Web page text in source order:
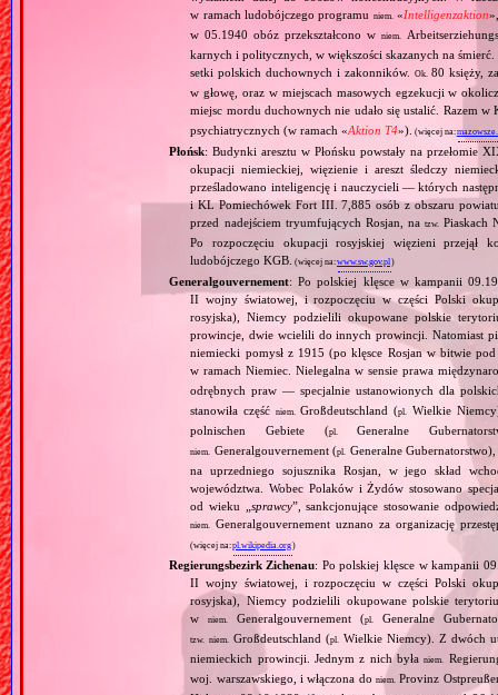
w ramach ludobójczego programu niem. «Intelligenzaktion
w 05.1940 obóz przekształcono wniem.
karnych i politycznych, w większości skazanych na
setki polskich duchownych i zakonników.
Ok. 80 księży,
w głowę, oraz w miejscach masowych egzekucji w
miejsc mordu duchownych nie udało się ustalić. Razem
psychiatrycznych (w ramach «Aktion T4»). (więcej na:
Płońsk: Budynki aresztu w Płońsku powstały na przełomie
okupacji niemieckiej, więzienie i areszt śledczy
prześladowano inteligencję i nauczycieli — których
i KL Pomiechówek Fort III. 7,885 osób z obszaru
przed nadejściem tryumfujących Rosjan, natzw. Piaskach
Po rozpoczęciu okupacji rosyjskiej więzieni przejął
ludobójczego KGB. (więcej na:www.sw.gov.pl)
Generalgouvernement: Po polskiej klęsce w kampanii
II wojny światowej, i rozpoczęciu w części Polski
rosyjska), Niemcy podzielili okupowane polskie
prowincje, dwie wcielili do innych prowincji. Natomiast
niemiecki pomysł z 1915 (po klęsce Rosjan w bitwie
w ramach Niemiec. Nielegalna w sensie prawa
odrębnych praw — specjalnie ustanowionych dla
stanowiła część niem. Großdeutschland (pl. Wielkie
polnischen Gebiete (pl. Generalne
niem. Generalgouvernement (pl. Generalne
na uprzedniego sojusznika Rosjan, w jego skład
województwa. Wobec Polaków i Żydów stosowano
od wieku „ sprawcy”, sankcjonujące stosowanie
niem. Generalgouvernement uznano za organizację
(więcej na:pl.wikipedia.org)
Regierungsbezirk Zichenau: Po polskiej klęsce w kampanii
II wojny światowej, i rozpoczęciu w części Polski
rosyjska), Niemcy podzielili okupowane polskie
wniem. Generalgouvernement (pl. Generalne
tzw. niem. Großdeutschland (pl. Wielkie Niemcy). Z dwóch
niemieckich prowincji. Jednym z nich byłaniem.
woj. warszawskiego, i włączona do niem. Provinz